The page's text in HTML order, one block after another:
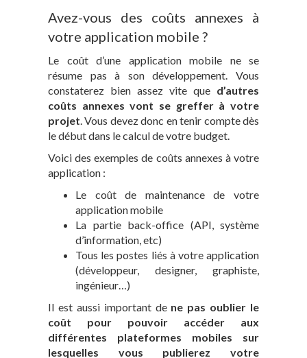
Avez-vous des coûts annexes à
votre application mobile ?
Le coût d’une application mobile ne se
résume pas à son développement. Vous
constaterez bien assez vite que d’autres
coûts annexes vont se greffer à votre
projet. Vous devez donc en tenir compte dès
le début dans le calcul de votre budget.
Voici des exemples de coûts annexes à votre
application :
Le coût de maintenance de votre
application mobile
La partie back-office (API, système
d’information, etc)
Tous les postes liés à votre application
(développeur, designer, graphiste,
ingénieur…)
Il est aussi important de ne pas oublier le
coût pour pouvoir accéder aux
différentes plateformes mobiles sur
lesquelles vous publierez votre